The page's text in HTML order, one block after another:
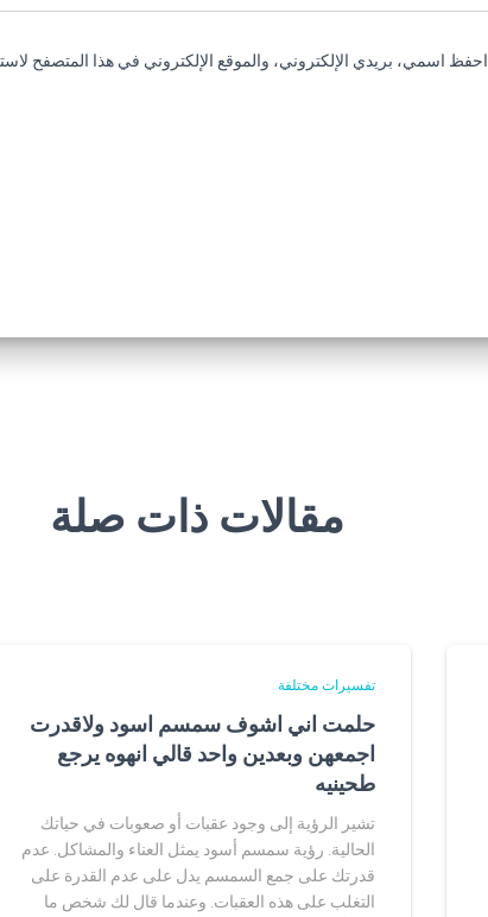
احفظ اسمي، بريدي الإلكتروني، والموقع الإلكتروني في هذا المتصفح
مقالات ذات صلة
تفسيرات مختلفة
حلمت اني اشوف سمسم اسود ولاقدرت
اجمعهن وبعدين واحد قالي انهوه يرجع
طحينيه
تشير الرؤية إلى وجود عقبات أو صعوبات في حياتك
الحالية. رؤية سمسم أسود يمثل العناء والمشاكل. عدم
قدرتك على جمع السمسم يدل على عدم القدرة على
التغلب على هذه العقبات. وعندما قال لك شخص ما